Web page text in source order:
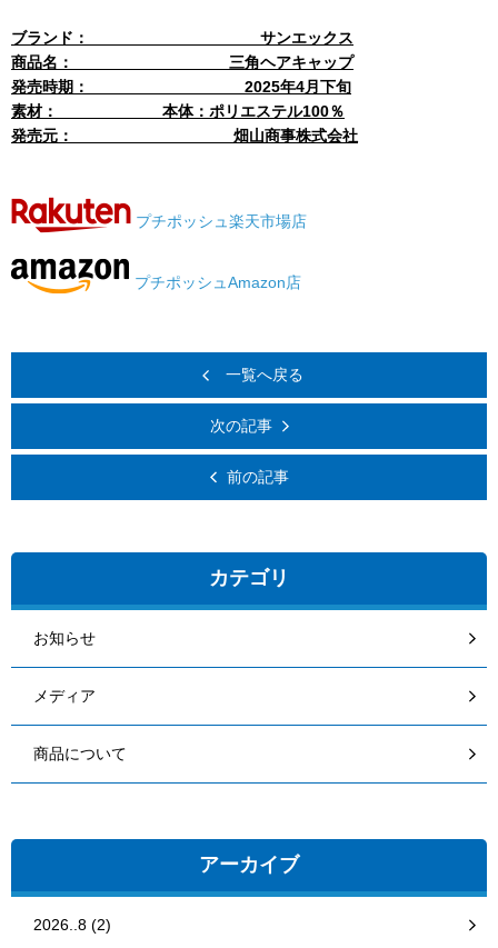
ブランド： サンエックス
商品名： 三角ヘアキャップ
発売時期： 2025年4月下旬
素材： 本体：ポリエステル100％
発売元： 畑山商事株式会社
プチポッシュ楽天市場店
プチポッシュAmazon店
一覧へ戻る
次の記事
前の記事
カテゴリ
お知らせ
メディア
商品について
アーカイブ
2026..8 (2)